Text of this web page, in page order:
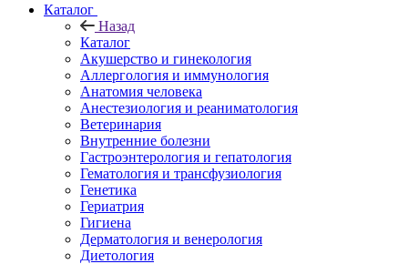
Каталог
Назад
Каталог
Акушерство и гинекология
Аллергология и иммунология
Анатомия человека
Анестезиология и реаниматология
Ветеринария
Внутренние болезни
Гастроэнтерология и гепатология
Гематология и трансфузиология
Генетика
Гериатрия
Гигиена
Дерматология и венерология
Диетология